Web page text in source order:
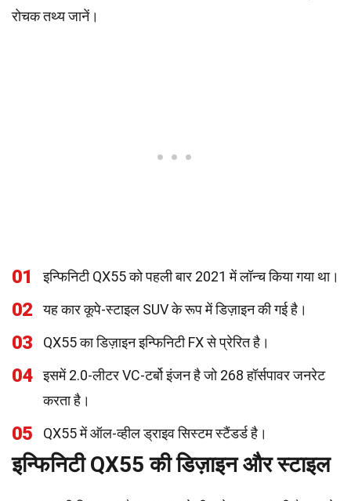
रोचक तथ्य जानें।
01 इन्फिनिटी QX55 को पहली बार 2021 में लॉन्च किया गया था।
02 यह कार कूपे-स्टाइल SUV के रूप में डिज़ाइन की गई है।
03 QX55 का डिज़ाइन इन्फिनिटी FX से प्रेरित है।
04
इसमें 2.0-लीटर VC-टर्बो इंजन है जो 268 हॉर्सपावर जनरेट
करता है।
05 QX55 में ऑल-व्हील ड्राइव सिस्टम स्टैंडर्ड है।
इन्फिनिटी QX55 की डिज़ाइन और स्टाइल